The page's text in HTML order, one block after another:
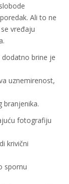
Ali to ne
vređaju
brine je
uznemirenost,
branjenika.
fotografiju
krivični
spornu